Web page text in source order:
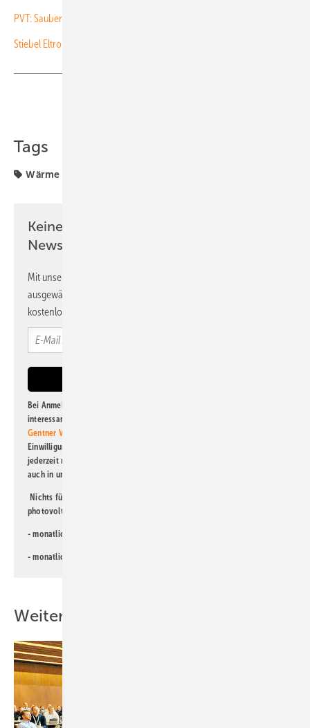
PVT: Sauberer Strom und Wärme vom Dach
Stiebel Eltron erweitert Produktionskapazität in Gifhorn
Tags
Wärme
Keine Zeit? Kein Problem mit dem PV
Newsletter!
Mit unserem Newsletter erhalten Sie regelmäßig von uns
ausgewählte Informationen und Neuigkeiten, gebündelt und
kostenlos direkt ins Postfach.
Bei Anmeldung zu diesem Newsletter bin ich damit einverstanden, über
interessante Verlags- und Online-Angebote
Gentner Verlag GmbH & Co. KG
Einwilligung kann ich jederzeit widerrufen und eine Abmeldung ist
jederzeit möglich. Informationen zum Umgang mit Daten finden Sie
auch in unserer
Nichts für Sie dabei? Dann lesen Sie doch einen unserer weiteren
photovoltaik-Newsletter!
- monatlicher
- monatlicher
Weitere Inhalte